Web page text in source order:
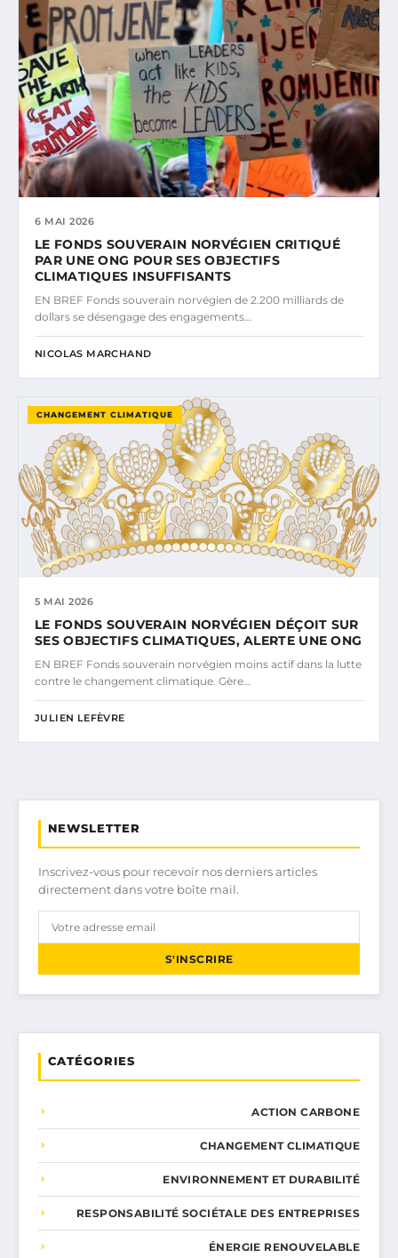
6 MAI 2026
LE FONDS SOUVERAIN NORVÉGIEN CRITIQUÉ
PAR UNE ONG POUR SES OBJECTIFS
CLIMATIQUES INSUFFISANTS
EN BREF Fonds souverain norvégien de 2.200 milliards de
dollars se désengage des engagements…
NICOLAS MARCHAND
CHANGEMENT CLIMATIQUE
5 MAI 2026
LE FONDS SOUVERAIN NORVÉGIEN DÉÇOIT SUR
SES OBJECTIFS CLIMATIQUES, ALERTE UNE ONG
EN BREF Fonds souverain norvégien moins actif dans la lutte
contre le changement climatique. Gère…
JULIEN LEFÈVRE
NEWSLETTER
Inscrivez-vous pour recevoir nos derniers articles
directement dans votre boîte mail.
S'INSCRIRE
CATÉGORIES
ACTION CARBONE
CHANGEMENT CLIMATIQUE
ENVIRONNEMENT ET DURABILITÉ
RESPONSABILITÉ SOCIÉTALE DES ENTREPRISES
ÉNERGIE RENOUVELABLE